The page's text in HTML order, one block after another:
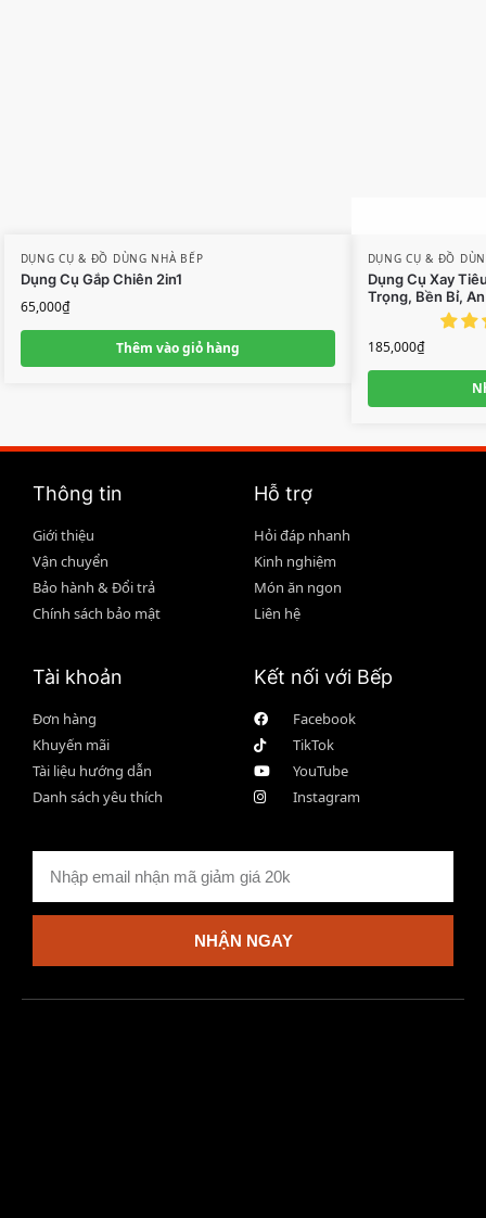
DỤNG CỤ & ĐỒ DÙNG NHÀ BẾP
Dụng Cụ Gắp Chiên 2in1
65,000₫
Thêm vào giỏ hàng
DỤNG CỤ & ĐỒ
Dụng Cụ Xay
Trọng, Bền Bỉ,
185,000₫
Thông tin
Giới thiệu
Vận chuyển
Bảo hành & Đổi trả
Chính sách bảo mật
Hỗ trợ
Hỏi đáp nhanh
Kinh nghiệm
Món ăn ngon
Liên hệ
Tài khoản
Đơn hàng
Khuyến mãi
Tài liệu hướng dẫn
Danh sách yêu thích
Kết nối với Bếp
Facebook
TikTok
YouTube
Instagram
NHẬN NGAY